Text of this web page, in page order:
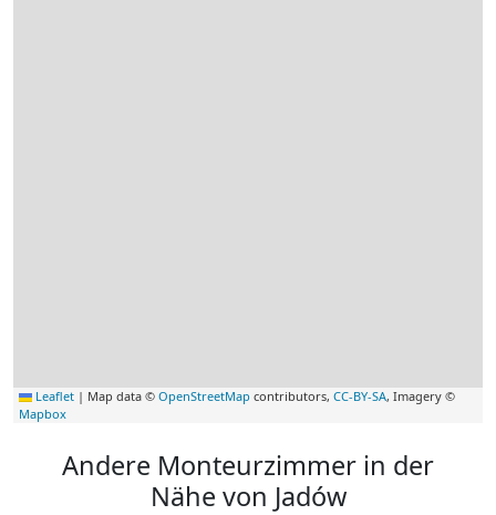
Leaflet | Map data © OpenStreetMap contributors, CC-BY-SA, Imagery ©
Mapbox
Andere Monteurzimmer in der
Nähe von Jadów